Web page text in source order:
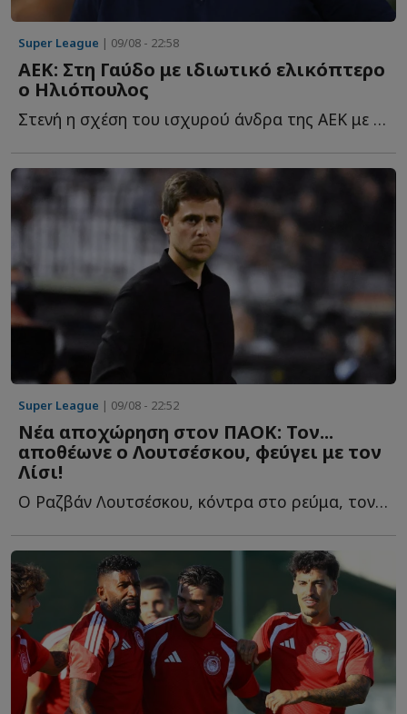
Super League | 09/08 - 22:58
ΑΕΚ: Στη Γαύδο με ιδιωτικό ελικόπτερο
ο Ηλιόπουλος
Στενή η σχέση του ισχυρού άνδρα της ΑΕΚ με το ακριτικό ν...
Super League | 09/08 - 22:52
Νέα αποχώρηση στον ΠΑΟΚ: Τον...
αποθέωνε ο Λουτσέσκου, φεύγει με τον
Λίσι!
Ο Ραζβάν Λουτσέσκου, κόντρα στο ρεύμα, τον είχε χαρακτηρίσει ω...